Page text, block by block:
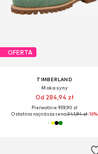
OFERTA
TIMBERLAND
Mokasyny
Od 284,94 zł
Pierwotnie: 959,90 zł
Ostatnia najniższa cena:341,94 zł-16%